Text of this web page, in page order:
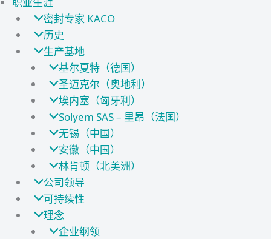
密封专家 KACO
历史
生产基地
基尔夏特（德国）
圣迈克尔（奥地利）
埃内塞（匈牙利）
Solyem SAS – 里昂（法国）
无锡（中国）
安徽（中国）
林肯顿（北美洲）
公司领导
可持续性
理念
企业纲领